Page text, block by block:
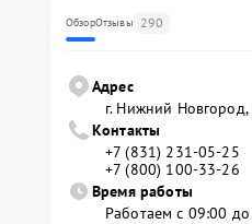
ОбзорОтзывы 290
Адрес
г. Нижний Новгород,
Контакты
+7 (831) 231-05-25
+7 (800) 100-33-26
Время работы
Работаем с 09:00